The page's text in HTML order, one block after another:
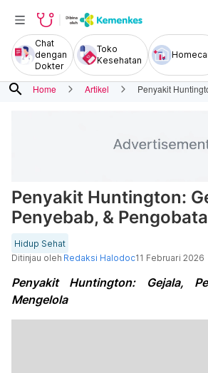
Chat
dengan
Dokter
Toko
Kesehatan
search Home Artikel Penyakit
Penyakit Huntington:
Penyebab, &
Hidup Sehat
Ditinjau oleh Redaksi Halodoc11 Februari 2026
Penyakit Huntington: Gejala,
Mengelola